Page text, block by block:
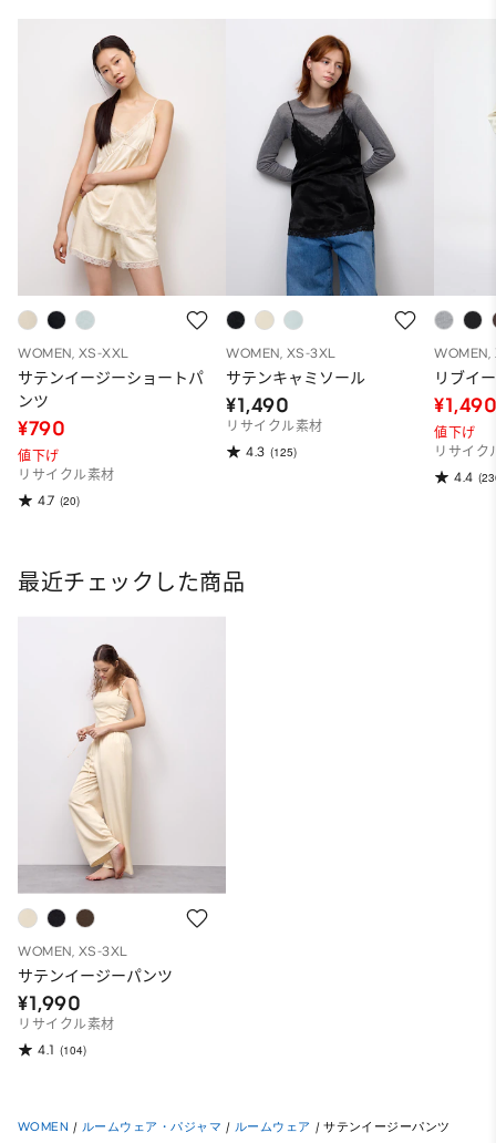
WOMEN, XS-XXL
サテンイージーショートパ
ンツ
¥790
値下げ
リサイクル素材
4.7 (20)
WOMEN, XS-3XL
サテンキャミソール
¥1,490
リサイクル素材
4.3 (125)
WOMEN,
リブイ
値下げ
リサイク
4.4
最近チェックした商品
WOMEN, XS-3XL
サテンイージーパンツ
¥1,990
リサイクル素材
4.1 (104)
WOMEN / ルームウェア・パジャマ / ルームウェア / サテンイージーパンツ